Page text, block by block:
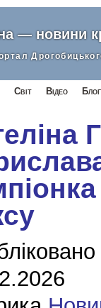
— новини
Світ Відео